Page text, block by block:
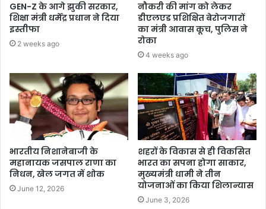
GEN-Z के आगे झुकी सरकार,
शिक्षा मंत्री धर्मेंद्र प्रधान ने दिया
इस्तीफा
2 weeks ago
नौकरी की मांग को लेकर
डीएलएड प्रशिक्षित बेरोजगारों
का मंत्री आवास कूच, पुलिस ने
रोका
4 weeks ago
भारतीय निशानेबाजी के
महानायक जसपाल राणा का
निधन, खेल जगत में शोक
June 12, 2026
शहरों के विकास से ही विकसित
भारत का सपना होगा साकार,
मुख्यमंत्री धामी ने तीन
योजनाओं का किया शिलान्यास
June 3, 2026